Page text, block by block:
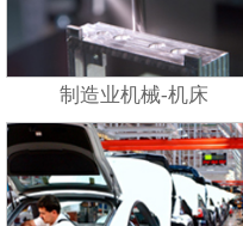
制造业机械-机床